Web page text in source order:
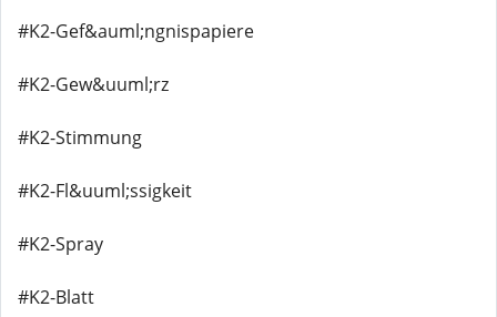
#K2-Gef&auml;ngnispapiere
#K2-Gew&uuml;rz
#K2-Stimmung
#K2-Fl&uuml;ssigkeit
#K2-Spray
#K2-Blatt